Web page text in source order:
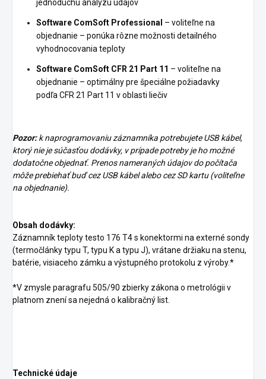
jednoduchú analýzu údajov
Software ComSoft Professional – voliteľne na
objednanie – ponúka rôzne možnosti detailného
vyhodnocovania teploty
Software ComSoft CFR 21 Part 11 – voliteľne na
objednanie – optimálny pre špeciálne požiadavky
podľa CFR 21 Part 11 v oblasti liečiv
Pozor:k naprogramovaniu záznamníka potrebujete USB kábel,
ktorý nie je súčasťou dodávky, v prípade potreby je ho možné
dodatočne objednať. Prenos nameraných údajov do počítača
môže prebiehať buď cez USB kábel alebo cez SD kartu (voliteľne
na objednanie).
Obsah dodávky:
Záznamník teploty testo 176 T4 s konektormi na externé sondy
(termočlánky typu T, typu K a typu J), vrátane držiaku na stenu,
batérie, visiaceho zámku a výstupného protokolu z výroby.*
*V zmysle paragrafu 505/90 zbierky zákona o metrológii v
platnom znení sa nejedná o kalibračný list.
Technické údaje